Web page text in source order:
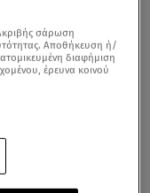
σάρωση
Αποθήκευση ή/
διαφήμιση
έρευνα κοινού